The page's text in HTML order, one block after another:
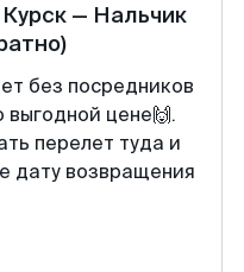
Курск — Нальчик
без посредников
выгодной цене🙌.
перелет туда и
дату возвращения